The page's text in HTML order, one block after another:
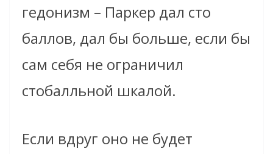
гедонизм – Паркер дал сто
баллов, дал бы больше, если бы
сам себя не ограничил
стобалльной шкалой.
Если вдруг оно не будет